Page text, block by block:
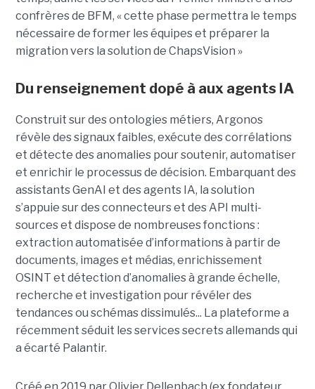
confrères de BFM, « cette phase permettra le temps
nécessaire de former les équipes et préparer la
migration vers la solution de ChapsVision »
Du renseignement dopé à aux agents IA
Construit sur des ontologies métiers, Argonos
révèle des signaux faibles, exécute des corrélations
et détecte des anomalies pour soutenir, automatiser
et enrichir le processus de décision. Embarquant des
assistants GenAI et des agents IA, la solution
s’appuie sur des connecteurs et des API multi-
sources et dispose de nombreuses fonctions :
extraction automatisée d’informations à partir de
documents, images et médias, enrichissement
OSINT et détection d’anomalies à grande échelle,
recherche et investigation pour révéler des
tendances ou schémas dissimulés... La plateforme a
récemment séduit les services secrets allemands qui
a écarté Palantir.